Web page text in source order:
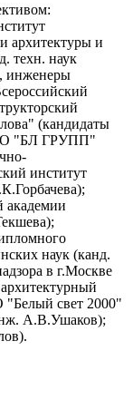
архитектуры и
техн. наук
инженеры
(кандидаты
"БЛ ГРУПП"
институт
академии
наук (канд.
в г.Москве
свет 2000"
А.В.Ушаков);